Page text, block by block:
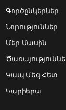
Գործընկերներ
Նորություններ
Մեր Մասին
Կապ Մեզ Հետ
Կարիերա